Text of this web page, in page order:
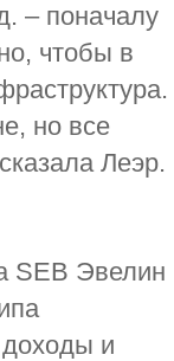
– поначалу
чтобы в
но все
Леэр.
SEB Эвелин
доходы и